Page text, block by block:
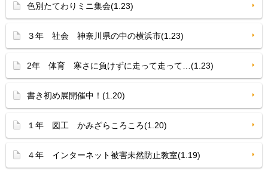
色別たてわりミニ集会(1.23)
３年 社会 神奈川県の中の横浜市(1.23)
2年 体育 寒さに負けずに走って走って…(1.23)
書き初め展開催中！(1.20)
１年 図工 かみざらころころ(1.20)
４年 インターネット被害未然防止教室(1.19)